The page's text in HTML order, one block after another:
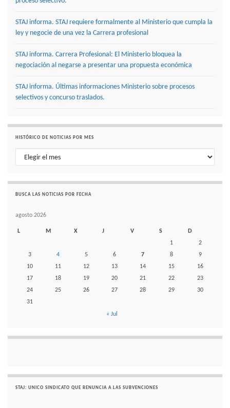
STAJ informa. STAJ requiere formalmente al Ministerio que cumpla la
ley y negocie de una vez la Carrera profesional
STAJ informa. Carrera Profesional: El Ministerio bloquea la
negociación al negarse a presentar una propuesta económica
STAJ informa. Últimas informaciones Ministerio sobre procesos
selectivos y concurso traslados.
HISTÓRICO DE NOTICIAS POR MES
Histórico de noticias por mes
BUSCA LAS NOTICIAS POR FECHA
agosto 2026
L M X J V S
D
1
2
3
4 5 6 7 8
9
10
11 12 13 14 15
16
17
18 19 20 21 22
23
24
25 26 27 28 29
30
31
« Jul
STAJ: UNICO SINDICATO QUE RENUNCIA A LAS SUBVENCIONES